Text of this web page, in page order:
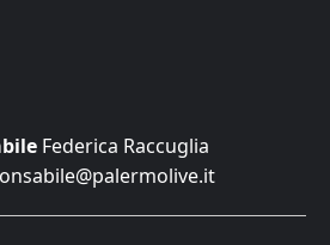
Federica Raccuglia